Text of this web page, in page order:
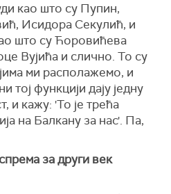
као што су Пупин,
Исидора Секулић, и
што су Ћоровићева
Вујића и слично. То су
ми располажемо, и
тој функцији дају једну
и кажу: 'То је трећа
на Балкану за нас'. Па,
за други век